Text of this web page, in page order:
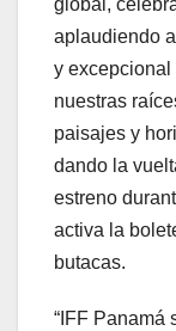
global,
aplaudiendo
y excepcional
nuestras
paisajes y
dando la
estreno
activa la
butacas.
“IFF Panamá